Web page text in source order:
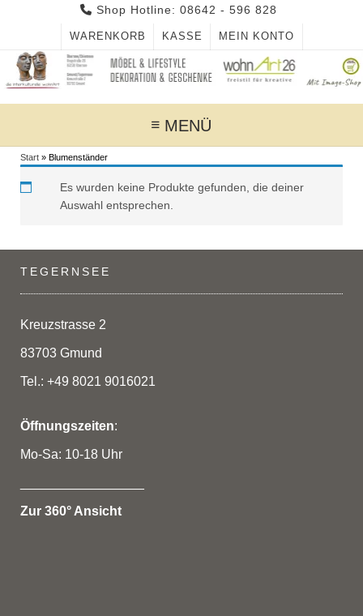
Shop Hotline: 08642 - 596 828
WARENKORB KASSE MEIN KONTO
MENÜ
Start » Blumenständer
Es wurden keine Produkte gefunden, die deiner
Auswahl entsprechen.
TEGERNSEE
Kreuzstrasse 2
83703 Gmund
Tel.: +49 8021 9016021
Öffnungszeiten:
Mo-Sa: 10-18 Uhr
Zur 360° Ansicht